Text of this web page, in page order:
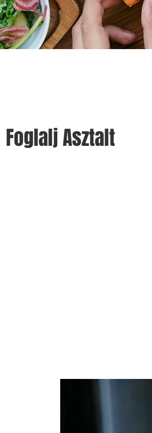
Foglalj Asztalt